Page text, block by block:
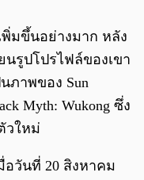
พิ่มขึ้นอย่างมาก หลัง
นรูปโปรไฟล์ของเขา
ภาพของ Sun
Myth: Wukong ซึ่ง
วใหม่
อวันที่ 20 สิงหาคม